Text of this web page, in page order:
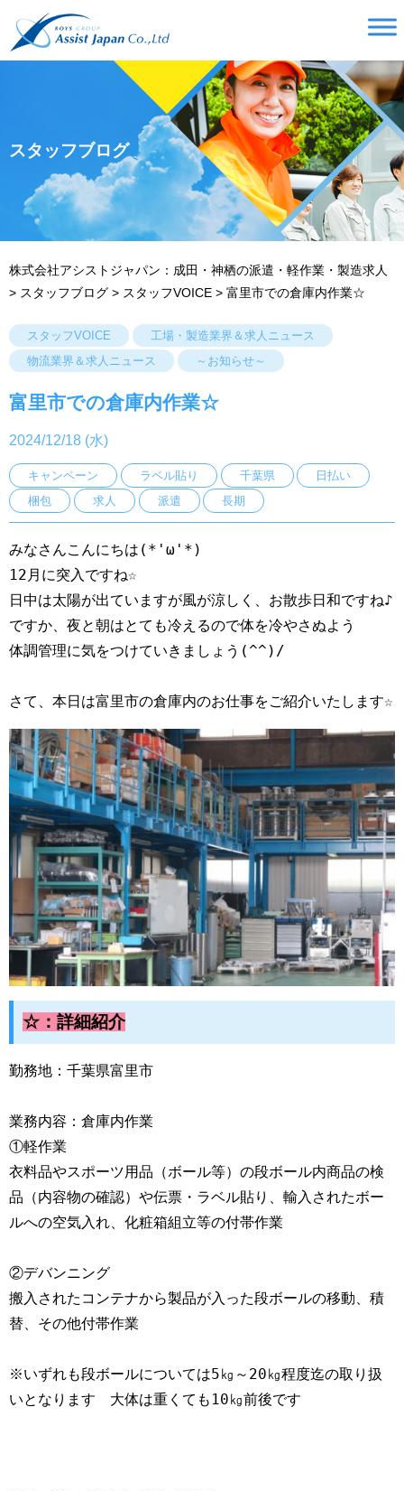
スタッフブログ
株式会社アシストジャパン：成田・神栖の派遣・軽作業・製造求人
> スタッフブログ > スタッフVOICE > 富里市での倉庫内作業☆
スタッフVOICE
工場・製造業界＆求人ニュース
物流業界＆求人ニュース
～お知らせ～
富里市での倉庫内作業☆
2024/12/18 (水)
キャンペーン ラベル貼り 千葉県
日払い
梱包
求人 派遣 長期
みなさんこんにちは(*'ω'*)
12月に突入ですね☆
日中は太陽が出ていますが風が涼しく、お散歩日和ですね♪
ですか、夜と朝はとても冷えるので体を冷やさぬよう
体調管理に気をつけていきましょう(^^)/
さて、本日は富里市の倉庫内のお仕事をご紹介いたします☆
☆：詳細紹介
勤務地：千葉県富里市
業務内容：倉庫内作業
①軽作業
衣料品やスポーツ用品（ボール等）の段ボール内商品の検
品（内容物の確認）や伝票・ラベル貼り、輸入されたボー
ルへの空気入れ、化粧箱組立等の付帯作業
②デバンニング
搬入されたコンテナから製品が入った段ボールの移動、積
替、その他付帯作業
※いずれも段ボールについては5㎏～20㎏程度迄の取り扱
いとなります　大体は重くても10㎏前後です